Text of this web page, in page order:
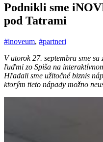
Podnikli sme
pod Tatrami
#inoveum, #partneri
V utorok 27. septembra sme sa
ľuďmi zo Spiša na
Hľadali sme užitočné biznis
ktorým tieto nápady možno